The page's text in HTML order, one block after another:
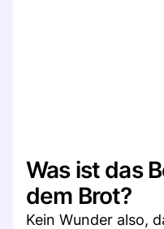
Was ist das
dem Brot?
Kein Wunder also,